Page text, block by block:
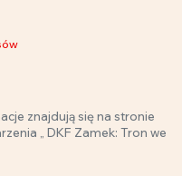
znajdują się na stronie
„ DKF Zamek: Tron we